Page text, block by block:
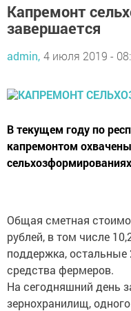
Капремонт
завершается
admin, 4 июля 2019 -
В текущем году по
капремонтом
Общая сметная
рублей, в том числе
поддержка,
средства фермеров.
На сегодняшний день
зернохранилищ,